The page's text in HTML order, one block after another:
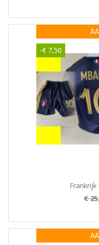

Frankrijk
€
-€ 7,50